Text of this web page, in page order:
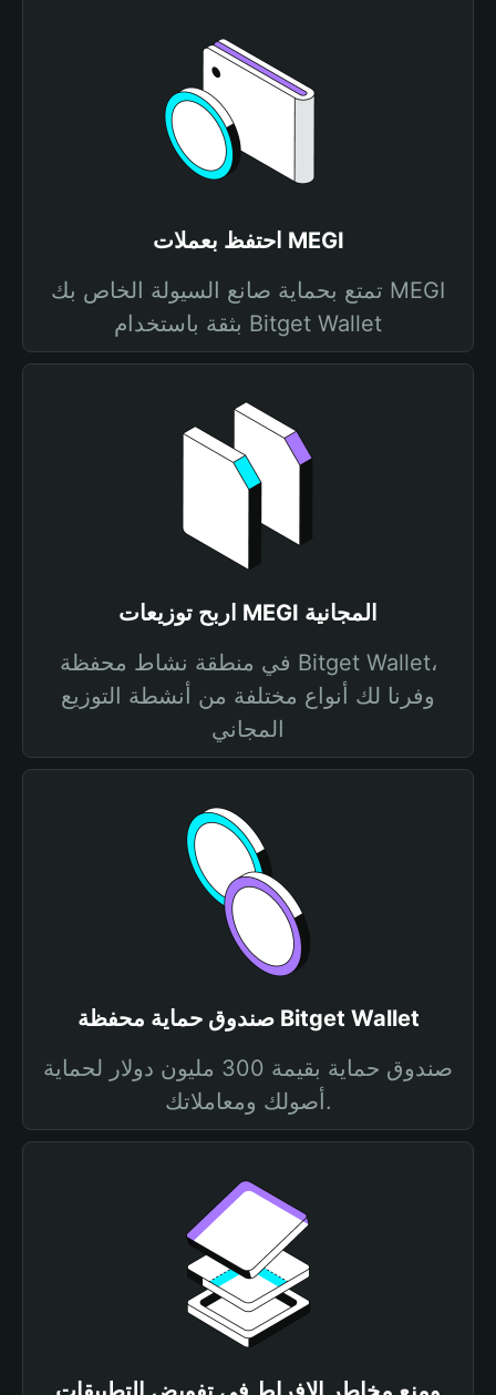
احتفظ بعملات MEGI
تمتع بحماية صانع السيولة الخاص بك MEGI
بثقة باستخدام Bitget Wallet
اربح توزيعات MEGI المجانية
في منطقة نشاط محفظة Bitget Wallet،
وفرنا لك أنواع مختلفة من أنشطة التوزيع
المجاني
صندوق حماية محفظة Bitget Wallet
صندوق حماية بقيمة 300 مليون دولار لحماية
أصولك ومعاملاتك.